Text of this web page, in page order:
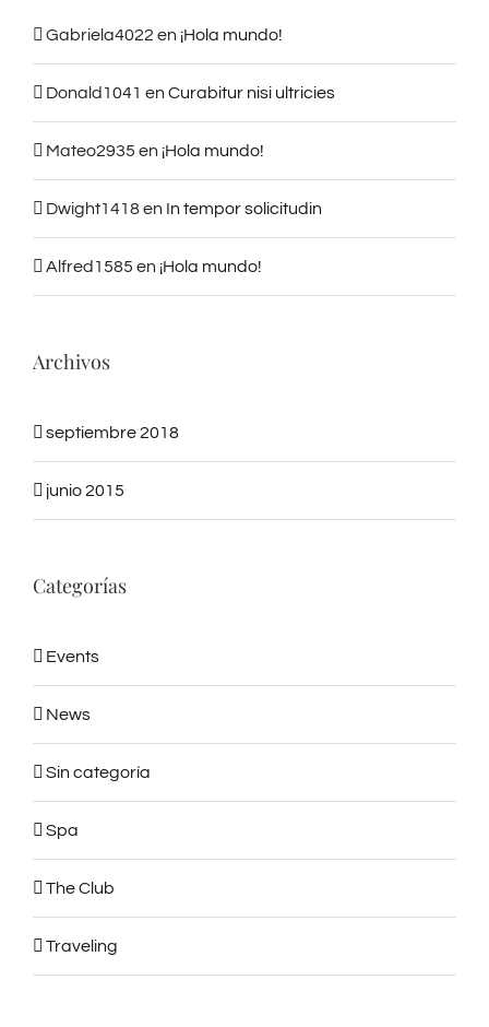
Gabriela4022 en ¡Hola mundo!
Donald1041 en Curabitur nisi ultricies
Mateo2935 en ¡Hola mundo!
Dwight1418 en In tempor solicitudin
Alfred1585 en ¡Hola mundo!
Archivos
septiembre 2018
junio 2015
Categorías
Events
News
Sin categoría
Spa
The Club
Traveling